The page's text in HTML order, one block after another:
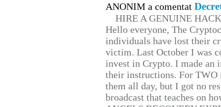
ANONIM a comentat
HIRE A GENUINE
Hello everyone, The
individuals have lost their
victim. Last October I was
invest in Crypto. I made
their instructions. For TWO
them all day, but I got no
broadcast that teaches on